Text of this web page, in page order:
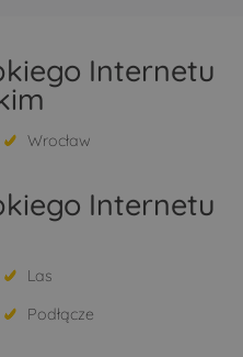
Internetu
Wrocław
Internetu
Las
Podłącze